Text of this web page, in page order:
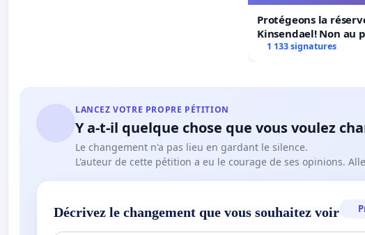
Protégeons la
Kinsendael! Non au
Centre sportif Le
1 133 signatures
LANCEZ VOTRE PROPRE PÉTITION
Y a-t-il quelque chose que vous voulez
Le changement n'a pas lieu en gardant le silence.
L'auteur de cette pétition a eu le courage de ses opinions.
Décrivez le changement que vous souhaitez voir